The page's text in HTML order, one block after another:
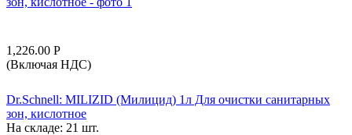
1,226.00 Р
(Включая НДС)
Dr.Schnell: MILIZID (Милицид) 1л Для очистки санитарных
зон, кислотное
На складе: 21 шт.